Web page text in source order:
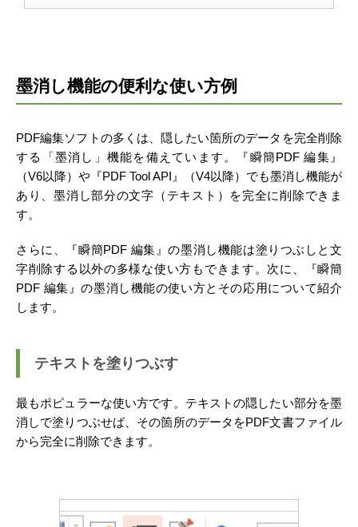
墨消し機能の便利な使い方例
PDF編集ソフトの多くは、隠したい箇所のデータを完全削除
する「墨消し」機能を備えています。『瞬簡PDF 編集』
（V6以降）や『PDF Tool API』（V4以降）でも墨消し機能が
あり、墨消し部分の文字（テキスト）を完全に削除できま
す。
さらに、『瞬簡PDF 編集』の墨消し機能は塗りつぶしと文
字削除する以外の多様な使い方もできます。次に、『瞬簡
PDF 編集』の墨消し機能の使い方とその応用について紹介
します。
テキストを塗りつぶす
最もポピュラーな使い方です。テキストの隠したい部分を墨
消しで塗りつぶせば、その箇所のデータをPDF文書ファイル
から完全に削除できます。